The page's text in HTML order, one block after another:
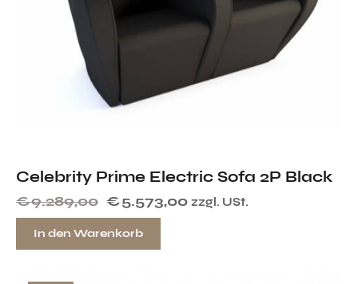
Celebrity Prime Electric Sofa 2P Black
€9.289,00 €5.573,00 zzgl. USt.
In den Warenkorb